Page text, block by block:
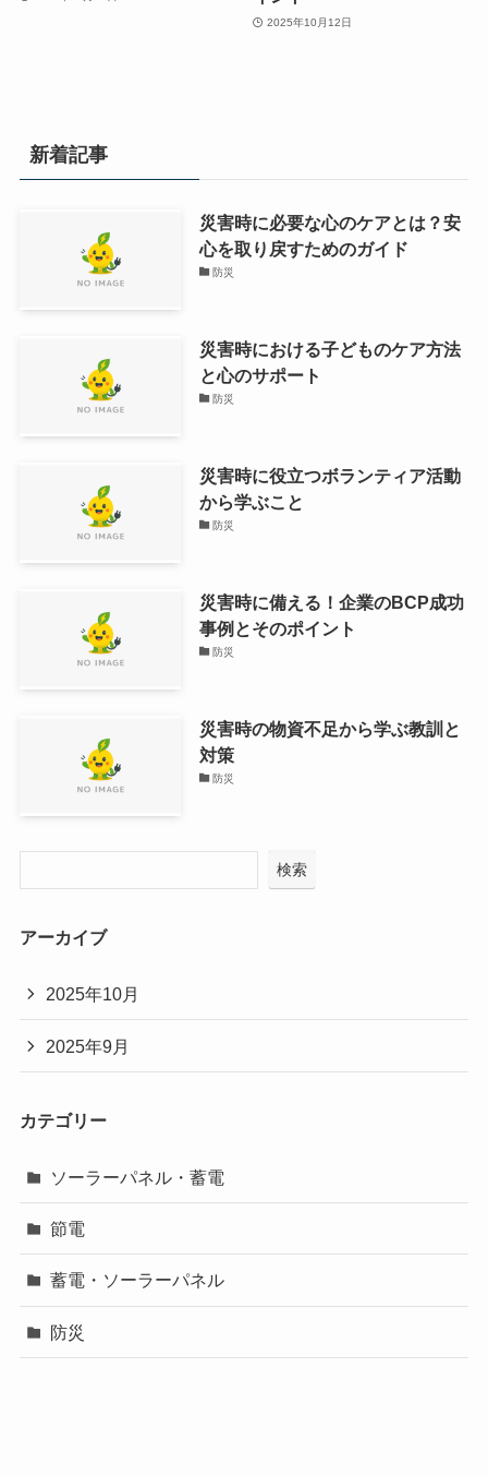
2025年10月12日
新着記事
災害時に必要な心のケアとは？安
心を取り戻すためのガイド
防災
災害時における子どものケア方法
と心のサポート
防災
災害時に役立つボランティア活動
から学ぶこと
防災
災害時に備える！企業のBCP成功
事例とそのポイント
防災
災害時の物資不足から学ぶ教訓と
対策
防災
検索
アーカイブ
2025年10月
2025年9月
カテゴリー
ソーラーパネル・蓄電
節電
蓄電・ソーラーパネル
防災